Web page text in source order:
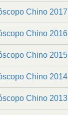
Chino 2017
Chino 2016
Chino 2015
Chino 2014
Chino 2013